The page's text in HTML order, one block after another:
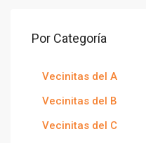
Por Categoría
Vecinitas del A
Vecinitas del B
Vecinitas del C